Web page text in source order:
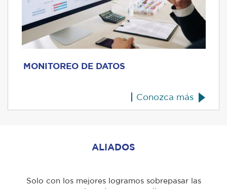
MONITOREO DE DATOS
Conozca más
ALIADOS
Solo con los mejores logramos sobrepasar las